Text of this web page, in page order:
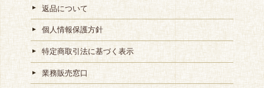
返品について
個人情報保護方針
特定商取引法に基づく表示
業務販売窓口